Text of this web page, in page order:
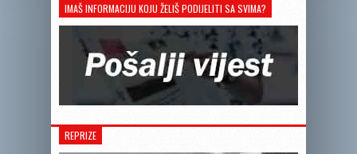
IMAŠ INFORMACIJU KOJU ŽELIŠ PODIJELITI SA SVIMA?
REPRIZE